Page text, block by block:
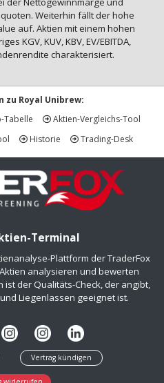
Weiterhin fällt der hohe
auf. Aktien mit einem hohen
KGV, KUV, KBV, EV/EBITDA,
charakterisiert.
Royal Unibrew:
Tabelle
Aktien-Vergleichs-Tool
Historie Trading-Desk
Terminal
Plattform der TraderFox
analysieren und bewerten
ist der Qualitäts-Check, der angibt,
Liegenlassen geeignet ist.
Vertrag kündigen